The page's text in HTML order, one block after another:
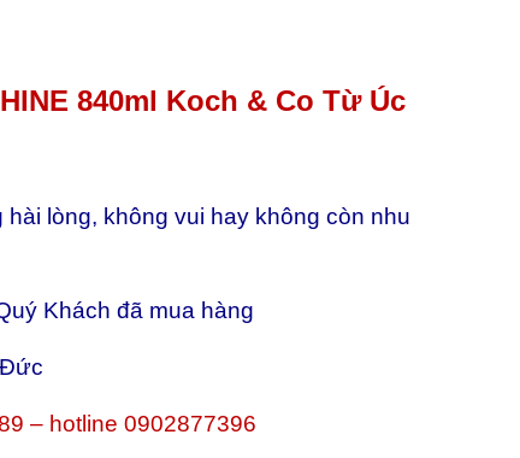
840ml Koch & Co Từ Úc
lòng, không vui hay không còn nhu
Khách đã mua hàng
– hotline 0902877396